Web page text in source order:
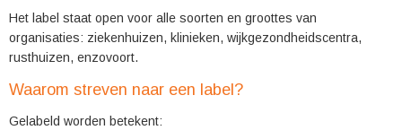
Het label staat open voor alle soorten en groottes van
organisaties: ziekenhuizen, klinieken, wijkgezondheidscentra,
rusthuizen, enzovoort.
Waarom streven naar een label?
Gelabeld worden betekent: